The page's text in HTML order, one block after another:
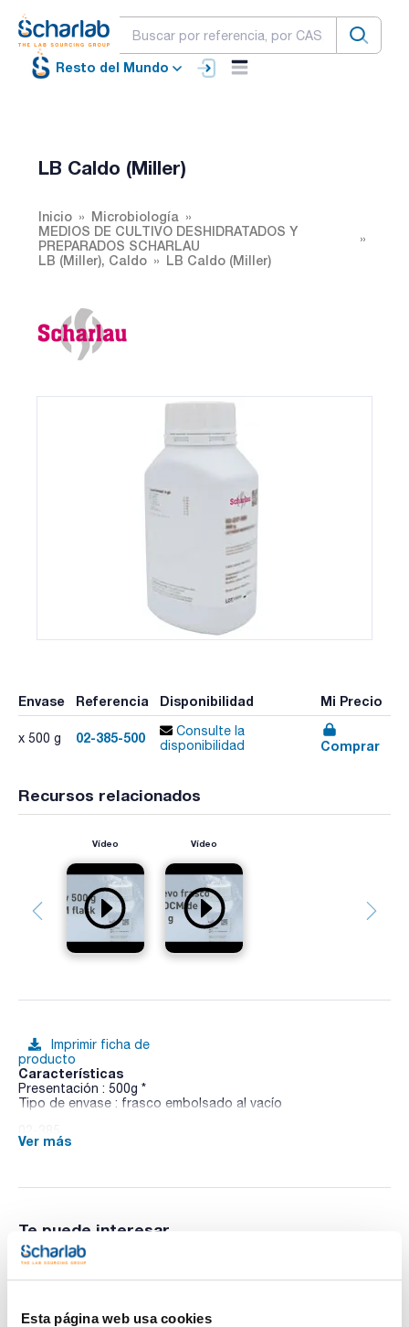
Esta página web usa cookies
Resto del Mundo
LB Caldo (Miller)
Inicio
Microbiología
MEDIOS DE CULTIVO DESHIDRATADOS Y
PREPARADOS SCHARLAU
LB (Miller), Caldo
LB Caldo (Miller)
Envase Referencia Disponibilidad Mi Precio
x 500 g 02-385-500
Consulte la
disponibilidad
Comprar
Recursos relacionados
Vídeo Vídeo
Imprimir ficha de
producto
Características
Presentación : 500g *
Tipo de envase : frasco embolsado al vacío
Medio líquido de uso general recomendado para estudios de
Ver más
Te puede interesar